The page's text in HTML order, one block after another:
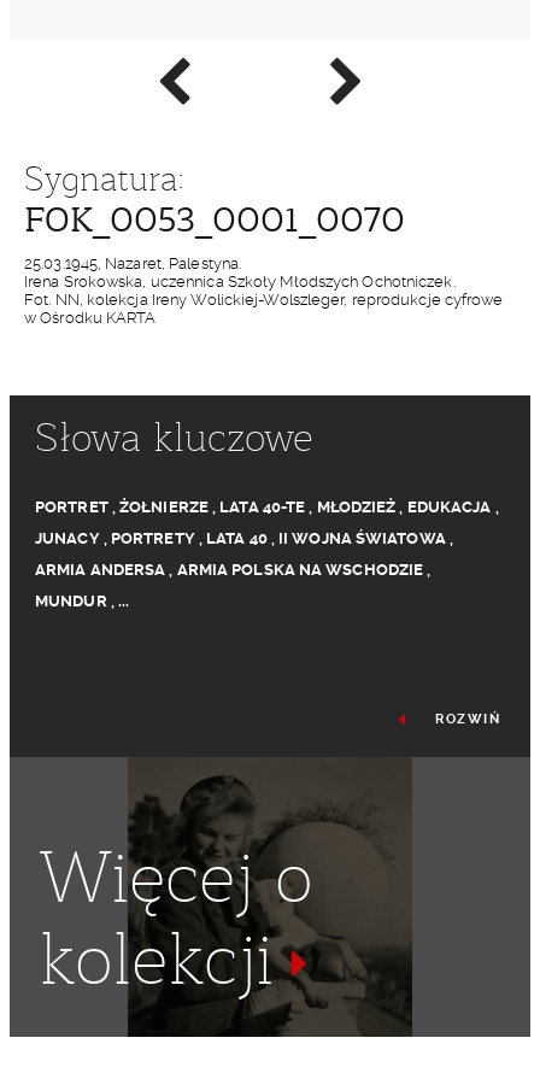
Poprzednie
zdjęcie
Następne
zdjęcie
Sygnatura:
FOK_0053_0001_0070
25.03.1945, Nazaret, Palestyna.
Irena Srokowska, uczennica Szkoły Młodszych Ochotniczek.
Fot. NN, kolekcja Ireny Wolickiej-Wolszleger, reprodukcje cyfrowe
w Ośrodku KARTA
Słowa kluczowe
PORTRET,ŻOŁNIERZE, LATA 40-TE , MŁODZIEŻ , EDUKACJA ,
JUNACY, PORTRETY, LATA 40, II WOJNA ŚWIATOWA,
ARMIA ANDERSA , ARMIA POLSKA NA WSCHODZIE ,
MUNDUR, ...
MUNDURY
POLSKIE SIŁY ZBROJNE NA
LUDNOŚĆ CYWILNA
ROZWIŃ
Więcej o
kolekcji